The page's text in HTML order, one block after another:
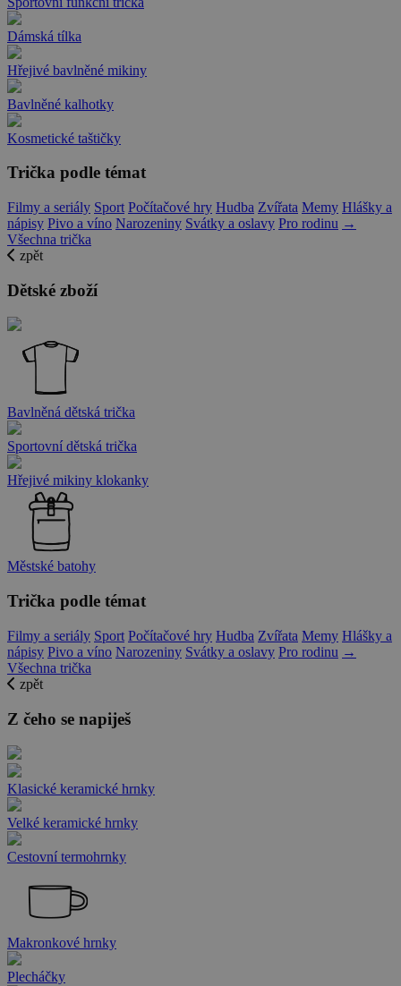
Dámská tílka
Hřejivé bavlněné mikiny
Bavlněné kalhotky
Kosmetické taštičky
Trička podle témat
Filmy a seriály Sport Počítačové hry Hudba Zvířata Memy Hlášky a
nápisy Pivo a víno Narozeniny Svátky a oslavy Pro rodinu →
Všechna trička
zpět
Dětské zboží
Bavlněná dětská trička
Sportovní dětská trička
Hřejivé mikiny klokanky
Městské batohy
Trička podle témat
Filmy a seriály Sport Počítačové hry Hudba Zvířata Memy Hlášky a
nápisy Pivo a víno Narozeniny Svátky a oslavy Pro rodinu →
Všechna trička
zpět
Z čeho se napiješ
Klasické keramické hrnky
Velké keramické hrnky
Cestovní termohrnky
Makronkové hrnky
Plecháčky